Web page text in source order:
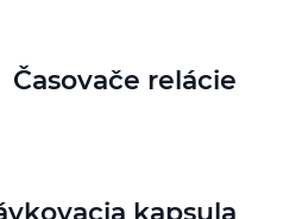
Časovače relácie